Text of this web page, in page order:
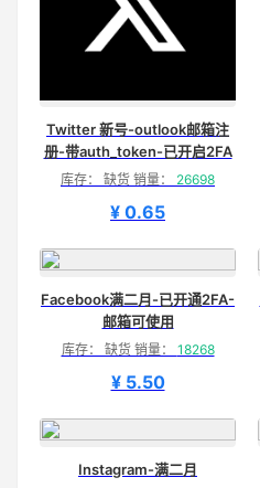
Twitter 新号-outlook邮箱注
册-带auth_token-已开启2FA
库存： 缺货 销量： 26698
¥ 0.65
Facebook满二月-已开通2FA-
邮箱可使用
库存： 缺货 销量： 18268
¥ 5.50
Instagram-满二月